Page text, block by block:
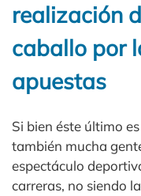
realización
caballo por
apuestas
Si bien éste último
también mucha
espectáculo
carreras, no siendo